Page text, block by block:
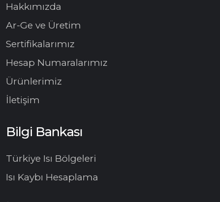
Hakkımızda
Ar-Ge ve Üretim
Sertifikalarımız
Hesap Numaralarımız
Ürünlerimiz
İletişim
Bilgi Bankası
Türkiye Isı Bölgeleri
Isı Kaybı Hesaplama